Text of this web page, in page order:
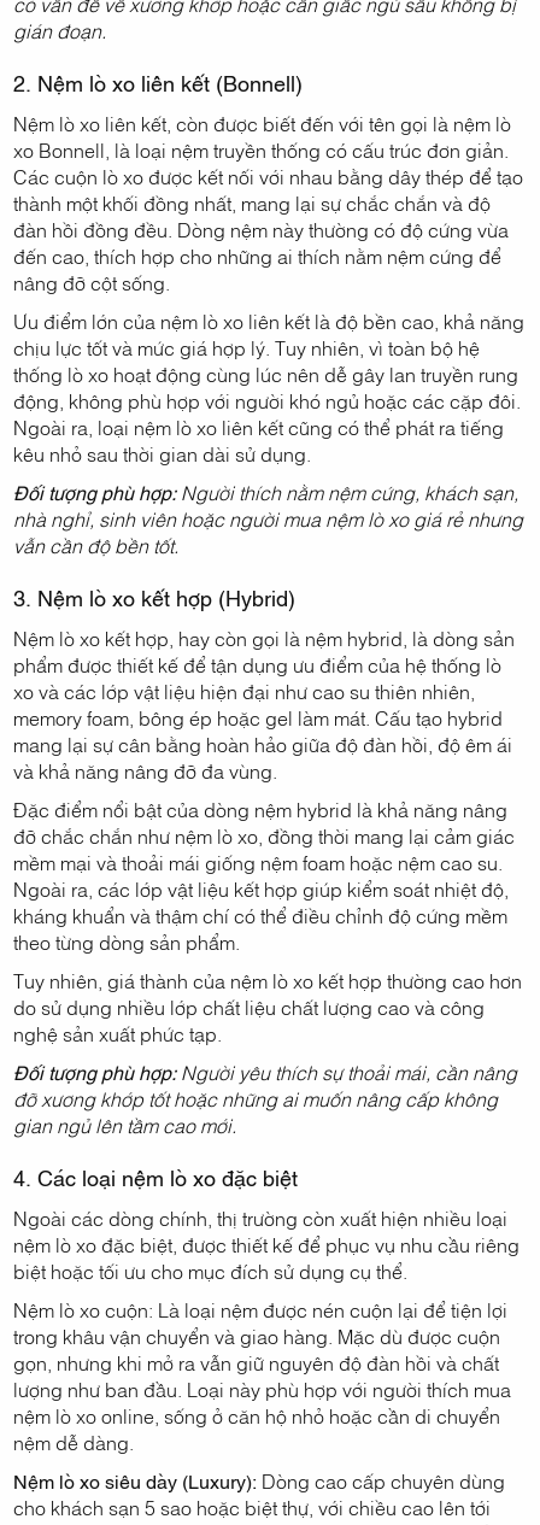
gián đoạn.
2. Nệm lò xo liên kết (Bonnell)
Nệm lò xo liên kết, còn được biết đến với tên gọi là nệm lò
xo Bonnell, là loại nệm truyền thống có cấu trúc đơn giản.
Các cuộn lò xo được kết nối với nhau bằng dây thép để tạo
thành một khối đồng nhất, mang lại sự chắc chắn và độ
đàn hồi đồng đều. Dòng nệm này thường có độ cứng vừa
đến cao, thích hợp cho những ai thích nằm nệm cứng để
nâng đỡ cột sống.
Ưu điểm lớn của nệm lò xo liên kết là độ bền cao, khả năng
chịu lực tốt và mức giá hợp lý. Tuy nhiên, vì toàn bộ hệ
thống lò xo hoạt động cùng lúc nên dễ gây lan truyền rung
động, không phù hợp với người khó ngủ hoặc các cặp đôi.
Ngoài ra, loại nệm lò xo liên kết cũng có thể phát ra tiếng
kêu nhỏ sau thời gian dài sử dụng.
Đối tượng phù hợp:Người thích nằm nệm cứng, khách sạn,
nhà nghỉ, sinh viên hoặc người mua nệm lò xo giá rẻ nhưng
vẫn cần độ bền tốt.
3. Nệm lò xo kết hợp (Hybrid)
Nệm lò xo kết hợp, hay còn gọi là nệm hybrid, là dòng sản
phẩm được thiết kế để tận dụng ưu điểm của hệ thống lò
xo và các lớp vật liệu hiện đại như cao su thiên nhiên,
memory foam, bông ép hoặc gel làm mát. Cấu tạo hybrid
mang lại sự cân bằng hoàn hảo giữa độ đàn hồi, độ êm ái
và khả năng nâng đỡ đa vùng.
Đặc điểm nổi bật của dòng nệm hybrid là khả năng nâng
đỡ chắc chắn như nệm lò xo, đồng thời mang lại cảm giác
mềm mại và thoải mái giống nệm foam hoặc nệm cao su.
Ngoài ra, các lớp vật liệu kết hợp giúp kiểm soát nhiệt độ,
kháng khuẩn và thậm chí có thể điều chỉnh độ cứng mềm
theo từng dòng sản phẩm.
Tuy nhiên, giá thành của nệm lò xo kết hợp thường cao hơn
do sử dụng nhiều lớp chất liệu chất lượng cao và công
nghệ sản xuất phức tạp.
Đối tượng phù hợp:Người yêu thích sự thoải mái, cần nâng
đỡ xương khớp tốt hoặc những ai muốn nâng cấp không
gian ngủ lên tầm cao mới.
4. Các loại nệm lò xo đặc biệt
Ngoài các dòng chính, thị trường còn xuất hiện nhiều loại
nệm lò xo đặc biệt, được thiết kế để phục vụ nhu cầu riêng
biệt hoặc tối ưu cho mục đích sử dụng cụ thể.
Nệm lò xo cuộn: Là loại nệm được nén cuộn lại để tiện lợi
trong khâu vận chuyển và giao hàng. Mặc dù được cuộn
gọn, nhưng khi mở ra vẫn giữ nguyên độ đàn hồi và chất
lượng như ban đầu. Loại này phù hợp với người thích mua
nệm lò xo online, sống ở căn hộ nhỏ hoặc cần di chuyển
nệm dễ dàng.
Nệm lò xo siêu dày (Luxury): Dòng cao cấp chuyên dùng
cho khách sạn 5 sao hoặc biệt thự, với chiều cao lên tới